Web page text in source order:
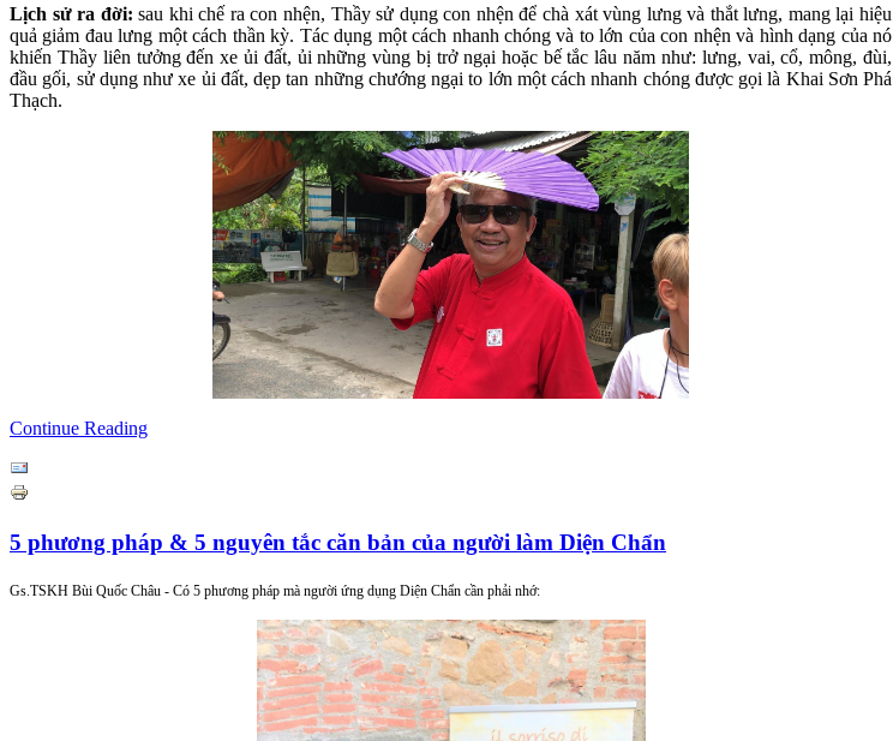
Lịch sử ra đời: sau khi chế ra con nhện, Thầy sử dụng con nhện để chà xát vùng lưng và thắt lưng, mang lại hiệu
quả giảm đau lưng một cách thần kỳ. Tác dụng một cách nhanh chóng và to lớn của con nhện và hình dạng của nó
khiến Thầy liên tưởng đến xe ủi đất, ủi những vùng bị trở ngại hoặc bế tắc lâu năm như: lưng, vai, cổ, mông, đùi,
đầu gối, sử dụng như xe ủi đất, dẹp tan những chướng ngại to lớn một cách nhanh chóng được gọi là Khai Sơn Phá
Thạch.
Continue Reading
5 phương pháp & 5 nguyên tắc căn bản của người làm Diện Chẩn
Gs.TSKH Bùi Quốc Châu - Có 5 phương pháp mà người ứng dụng Diện Chẩn cần phải nhớ: